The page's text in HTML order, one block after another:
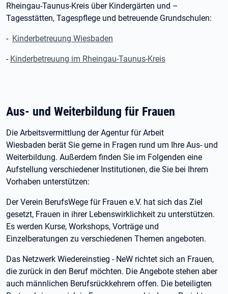
Rheingau-Taunus-Kreis über Kindergärten und –
Tagesstätten, Tagespflege und betreuende Grundschulen:
- Kinderbetreuung Wiesbaden
- Kinderbetreuung im Rheingau-Taunus-Kreis
Aus- und Weiterbildung für Frauen
Die Arbeitsvermittlung der Agentur für Arbeit
Wiesbaden berät Sie gerne in Fragen rund um Ihre Aus- und
Weiterbildung. Außerdem finden Sie im Folgenden eine
Aufstellung verschiedener Institutionen, die Sie bei Ihrem
Vorhaben unterstützen:
Der Verein BerufsWege für Frauen e.V. hat sich das Ziel
gesetzt, Frauen in ihrer Lebenswirklichkeit zu unterstützen.
Es werden Kurse, Workshops, Vorträge und
Einzelberatungen zu verschiedenen Themen angeboten.
Das Netzwerk Wiedereinstieg - NeW richtet sich an Frauen,
die zurück in den Beruf möchten. Die Angebote stehen aber
auch männlichen Berufsrückkehrern offen. Die beteiligten